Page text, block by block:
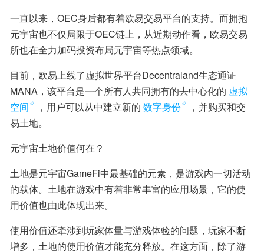
一直以来，OEC身后都有着欧易交易平台的支持。而拥抱
元宇宙也不仅局限于OEC链上，从近期动作看，欧易交易
所也在全力加码投资布局元宇宙等热点领域。
目前，欧易上线了虚拟世界平台Decentraland生态通证
MANA，该平台是一个所有人共同拥有的去中心化的 虚拟
空间
，用户可以从中建立新的 数字身份
，并购买和交
易土地。
元宇宙土地价值何在？
土地是元宇宙GameFi中最基础的元素，是游戏内一切活动
的载体。土地在游戏中有着非常丰富的应用场景，它的使
用价值也由此体现出来。
使用价值还牵涉到玩家体量与游戏体验的问题，玩家不断
增多，土地的使用价值才能充分释放。在这方面，除了游